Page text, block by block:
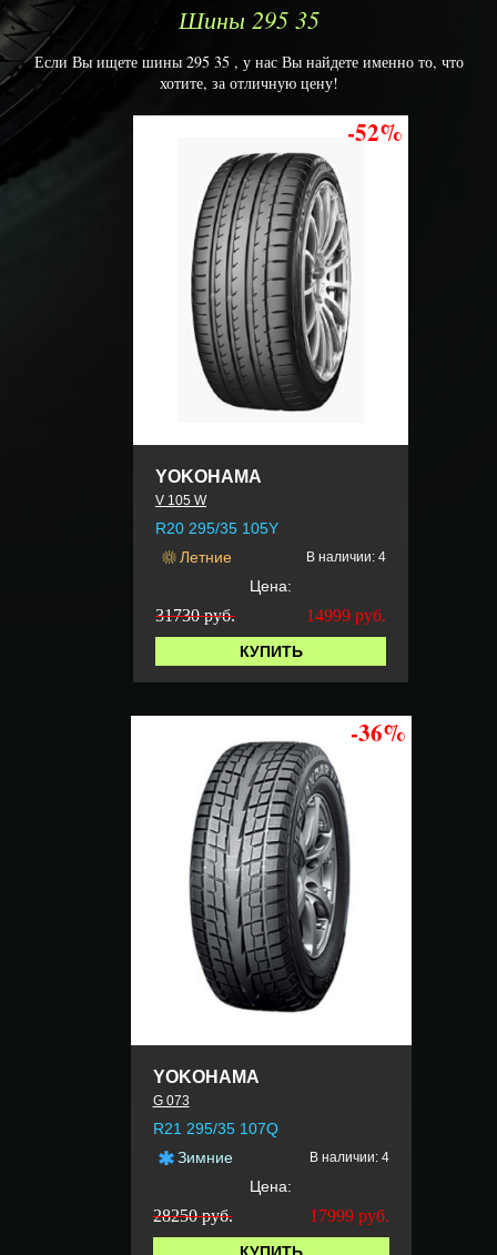
Шины 295 35
Если Вы ищете шины 295 35 , у нас Вы найдете именно то, что
хотите, за отличную цену!
-52%
YOKOHAMA
V 105 W
R20 295/35 105Y
Летние
В наличии: 4
Цена:
31730 руб. 14999 руб.
КУПИТЬ
-36%
YOKOHAMA
G 073
R21 295/35 107Q
Зимние
В наличии: 4
Цена:
28250 руб. 17999 руб.